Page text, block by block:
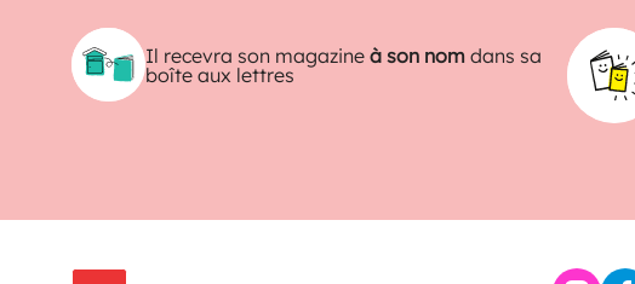
Il recevra son magazineà son nom dans sa
boîte aux lettres